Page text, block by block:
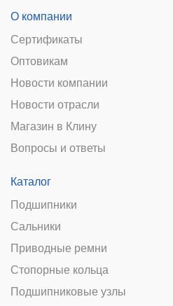
О компании
Сертификаты
Оптовикам
Новости компании
Новости отрасли
Магазин в Клину
Вопросы и ответы
Каталог
Подшипники
Сальники
Приводные ремни
Стопорные кольца
Подшипниковые узлы